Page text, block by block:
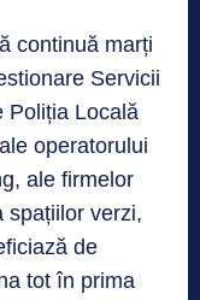
continuă marți
Servicii
Poliția Locală
operatorului
ale firmelor
spațiilor verzi,
de
tot în prima